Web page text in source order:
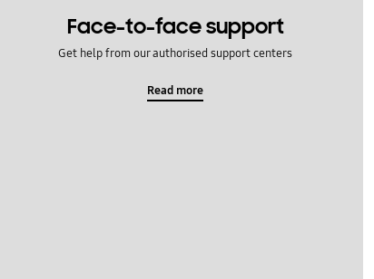
Face-to-face support
Get help from our authorised support centers
Read more